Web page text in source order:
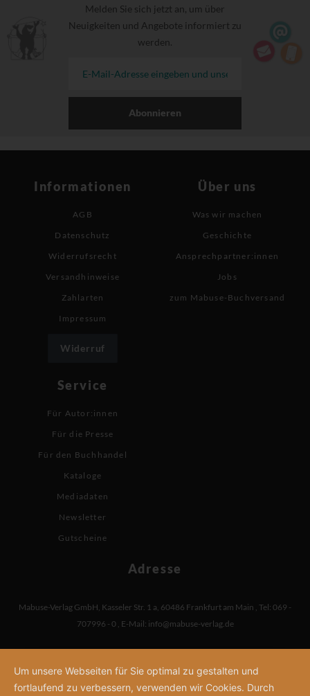
Melden Sie sich jetzt an, um über
Neuigkeiten und Angebote informiert zu
werden.
Abonnieren
Informationen
AGB
Datenschutz
Widerrufsrecht
Versandhinweise
Zahlarten
Impressum
Widerruf
Über uns
Was wir machen
Geschichte
Ansprechpartner:innen
Jobs
zum Mabuse-Buchversand
Service
Für Autor:innen
Für die Presse
Für den Buchhandel
Kataloge
Mediadaten
Newsletter
Gutscheine
Adresse
Mabuse-Verlag GmbH Kasseler Str. 1 a 60486 Frankfurt am Main Tel: 069 -
707996 - 0 E-Mail: info@mabuse-verlag.de
Um unsere Webseiten für Sie optimal zu gestalten und
fortlaufend zu verbessern, verwenden wir Cookies. Durch